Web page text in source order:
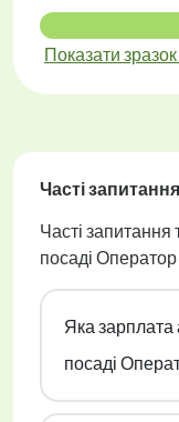
Показати
Часті запитання
Часті запитання
посаді
Яка зарплата
посаді